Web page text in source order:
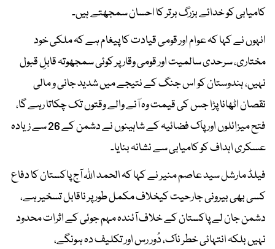
کامیابی کو خدائے بزرگ برتر کا احسان سمجھتے ہیں۔
انہوں نے کہا کہ عوام اور قومی قیادت کا پیغام ہے کہ ملکی خود
مختاری، سرحدی سالمیت اور قومی وقار پر کوئی سمجھوتہ قابلِ قبول
نہیں، ہندوستان کو اس جنگ کے نتیجے میں شدید جانی و مالی
نقصان اٹھانا پڑا جس کی قیمت وہ آنے والے وقتوں تک چکاتا رہے گا،
فتح میزائلوں اور پاک فضائیہ کے شاہینوں نے دشمن کے 26 سے زیادہ
عسکری اہداف کو کامیابی سے نشانہ بنایا۔
فیلڈ مارشل سید عاصم منیر نے کہا کہ الحمد اللہ آج پاکستان کا دفاع
کسی بھی بیرونی جارحیت کیخلاف مکمل طور پر ناقابل تسخیر ہے،
دشمن جان لے پاکستان کے خلاف آئندہ مہم جوئی کے اثرات محدود
نہیں بلکہ انتہائی خطر ناک، دُور رس اور تکلیف دہ ہونگے،